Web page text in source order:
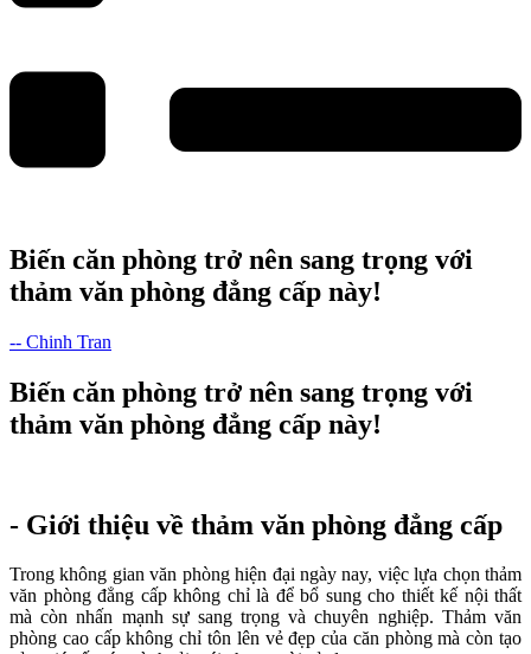
Biến căn phòng trở nên sang trọng với
thảm văn phòng đẳng cấp này!
-- Chinh Tran
Biến căn phòng trở nên sang trọng với
thảm văn phòng đẳng cấp này!
- Giới thiệu về thảm văn phòng đẳng cấp
Trong không gian văn phòng hiện đại ngày nay, việc lựa chọn thảm
văn phòng đẳng cấp không chỉ là để bổ sung cho thiết kế nội thất
mà còn nhấn mạnh sự sang trọng và chuyên nghiệp. Thảm văn
phòng cao cấp không chỉ tôn lên vẻ đẹp của căn phòng mà còn tạo